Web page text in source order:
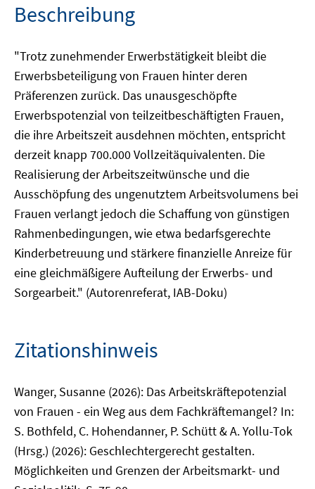
Beschreibung
"Trotz zunehmender Erwerbstätigkeit bleibt die
Erwerbsbeteiligung von Frauen hinter deren
Präferenzen zurück. Das unausgeschöpfte
Erwerbspotenzial von teilzeitbeschäftigten Frauen,
die ihre Arbeitszeit ausdehnen möchten, entspricht
derzeit knapp 700.000 Vollzeitäquivalenten. Die
Realisierung der Arbeitszeitwünsche und die
Ausschöpfung des ungenutztem Arbeitsvolumens bei
Frauen verlangt jedoch die Schaffung von günstigen
Rahmenbedingungen, wie etwa bedarfsgerechte
Kinderbetreuung und stärkere finanzielle Anreize für
eine gleichmäßigere Aufteilung der Erwerbs- und
Sorgearbeit." (Autorenreferat, IAB-Doku)
Zitationshinweis
Wanger, Susanne (2026): Das Arbeitskräftepotenzial
von Frauen - ein Weg aus dem Fachkräftemangel? In:
S. Bothfeld, C. Hohendanner, P. Schütt & A. Yollu-Tok
(Hrsg.) (2026): Geschlechtergerecht gestalten.
Möglichkeiten und Grenzen der Arbeitsmarkt- und